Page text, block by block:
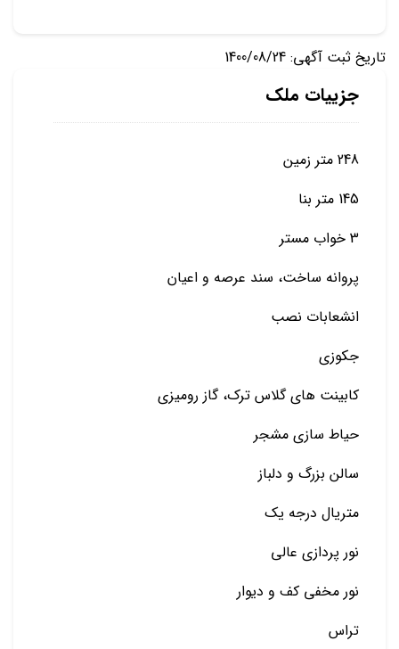
تاریخ ثبت آگهی: 1400/08/24
جزییات ملک
248 متر زمین
145 متر بنا
3 خواب مستر
پروانه‌ ساخت، سند عرصه و اعیان
انشعابات نصب
جكوزي
کابینت های گلاس ترک، گاز روميزي
حیاط سازي مشجر
سالن بزرگ و دلباز
متریال درجه یک
نور پردازی عالي
نور مخفي کف و دیوار
تراس